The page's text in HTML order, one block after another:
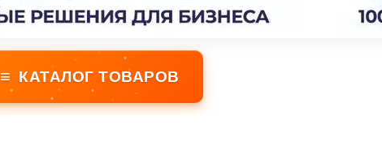
≡ КАТАЛОГ ТОВАРОВ